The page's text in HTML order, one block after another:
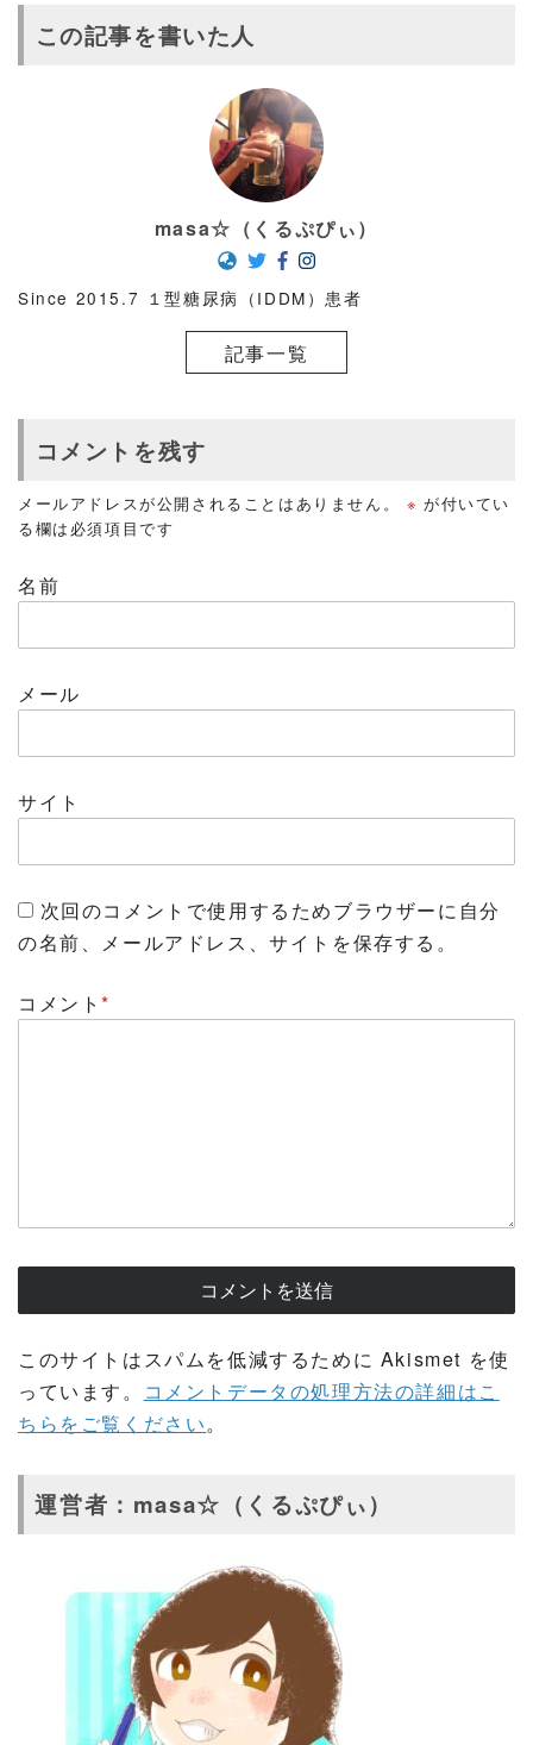
この記事を書いた人
masa☆（くるぷぴぃ）
Since 2015.7 １型糖尿病（IDDM）患者
記事一覧
コメントを残す
メールアドレスが公開されることはありません。 ※ が付いてい
る欄は必須項目です
名前
メール
サイト
次回のコメントで使用するためブラウザーに自分
の名前、メールアドレス、サイトを保存する。
コメント*
このサイトはスパムを低減するために Akismet を使
っています。
コメントデータの処理方法の詳細はこ
ちらをご覧ください。
運営者：masa☆（くるぷぴぃ）